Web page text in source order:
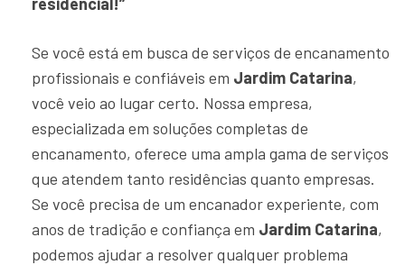
Se você está em busca de serviços de encanamento
profissionais e confiáveis em Jardim Catarina,
você veio ao lugar certo. Nossa empresa,
especializada em soluções completas de
encanamento, oferece uma ampla gama de serviços
que atendem tanto residências quanto empresas.
Se você precisa de um encanador experiente, com
anos de tradição e confiança em Jardim Catarina,
podemos ajudar a resolver qualquer problema